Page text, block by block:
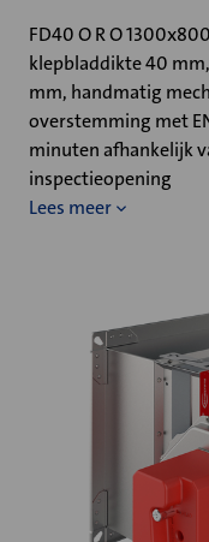
FD40 O R O
klepbladdikte 40
mm, handmatig
overstemming met
minuten afhankelijk
inspectieopening
Lees meer